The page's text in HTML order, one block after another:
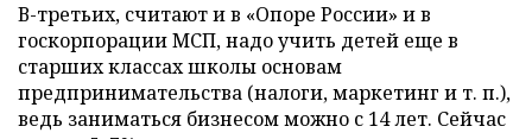
В-третьих, считают и в «Опоре России» и в
госкорпорации МСП, надо учить детей еще в
старших классах школы основам
предпринимательства (налоги, маркетинг и т. п.),
ведь заниматься бизнесом можно с 14 лет. Сейчас